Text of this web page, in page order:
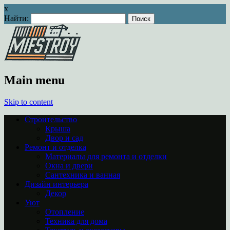
x
Найти:
Main menu
Skip to content
Строительство
Крыша
Двор и сад
Ремонт и отделка
Материалы для ремонта и отделки
Окна и двери
Сантехника и ванная
Дизайн интерьера
Декор
Уют
Отопление
Техника для дома